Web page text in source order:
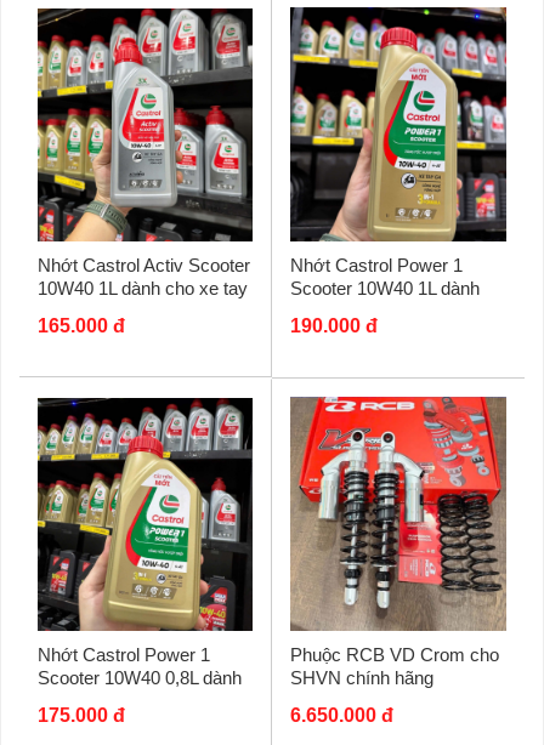
Nhớt Castrol Activ Scooter
10W40 1L dành cho xe tay
165.000 đ
Nhớt Castrol Power 1
Scooter 10W40 1L dành
190.000 đ
Nhớt Castrol Power 1
Scooter 10W40 0,8L dành
175.000 đ
Phuộc RCB VD Crom cho
SHVN chính hãng
6.650.000 đ